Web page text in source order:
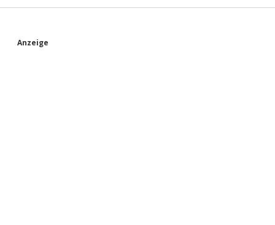
S
Anzeige